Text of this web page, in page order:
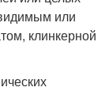
или
клинкерной